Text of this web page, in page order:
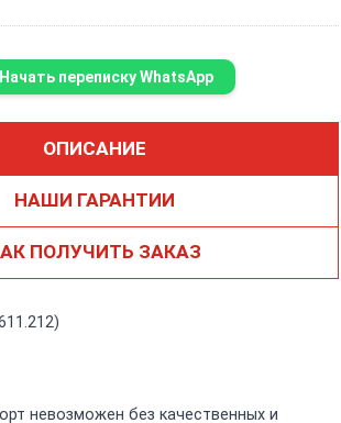
Начать переписку WhatsApp
ОПИСАНИЕ
НАШИ ГАРАНТИИ
ПОЛУЧИТЬ ЗАКАЗ
невозможен без качественных и